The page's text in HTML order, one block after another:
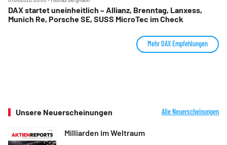
DAX startet uneinheitlich – Allianz, Brenntag, Lanxess,
Munich Re, Porsche SE, SUSS MicroTec im Check
Mehr DAX Empfehlungen
Unsere Neuerscheinungen Alle Neuerscheinungen
Milliarden im Weltraum